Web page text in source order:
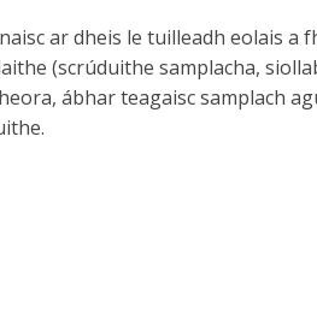
ar dheis le tuilleadh eolais
(scrúduithe samplacha,
ábhar teagaisc samplach